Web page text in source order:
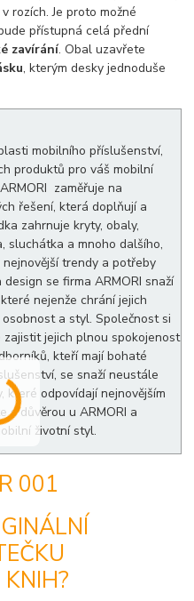
v rozích. Je proto možné
přístupná celá přední
zavírání. Obal uzavřete
, kterým desky jednoduše
mobilního příslušenství,
produktů pro váš mobilní
zaměřuje na
řešení, která doplňují a
zahrnuje kryty, obaly,
sluchátka a mnoho dalšího,
trendy a potřeby
se firma ARMORI snaží
nejenže chrání jejich
a styl. Společnost si
zajistit jejich plnou spokojenost
kteří mají bohaté
se snaží neustále
odpovídají nejnovějším
s důvěrou u ARMORI a
životní styl.
KNIH?